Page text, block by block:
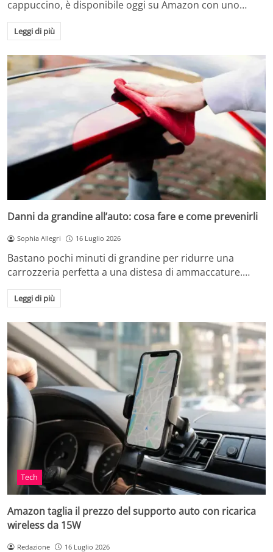
cappuccino, è disponibile oggi su Amazon con uno…
Leggi di più
Danni da grandine all’auto: cosa fare e come prevenirli
Sophia Allegri 16 Luglio 2026
Bastano pochi minuti di grandine per ridurre una
carrozzeria perfetta a una distesa di ammaccature.…
Leggi di più
Tech
Amazon taglia il prezzo del supporto auto con ricarica
wireless da 15W
Redazione 16 Luglio 2026